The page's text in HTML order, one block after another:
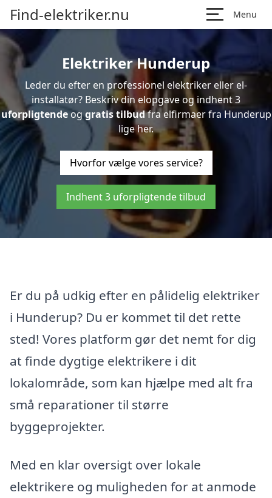
Find-elektriker.nu Menu
Elektriker Hunderup
Leder du efter en professionel elektriker eller el-
installatør? Beskriv din elopgave og indhent 3
uforpligtendeoggratis tilbudfra elfirmaer fra Hunderup
lige her.
Hvorfor vælge vores service?
Indhent 3 uforpligtende tilbud
Er du på udkig efter en pålidelig elektriker
i Hunderup? Du er kommet til det rette
sted! Vores platform gør det nemt for dig
at finde dygtige elektrikere i dit
lokalområde, som kan hjælpe med alt fra
små reparationer til større
byggeprojekter.
Med en klar oversigt over lokale
elektrikere og muligheden for at anmode